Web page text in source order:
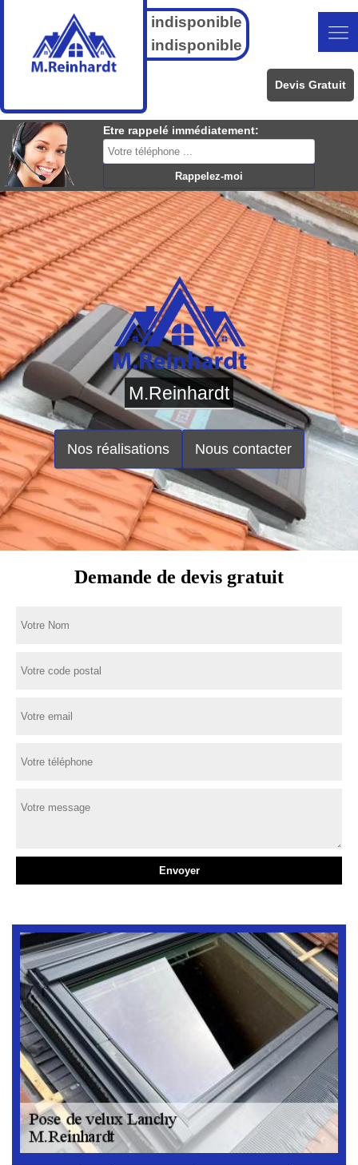
indisponible
indisponible
Devis Gratuit
Etre rappelé immédiatement:
M.Reinhardt
Nos réalisations Nous contacter
Demande de devis gratuit